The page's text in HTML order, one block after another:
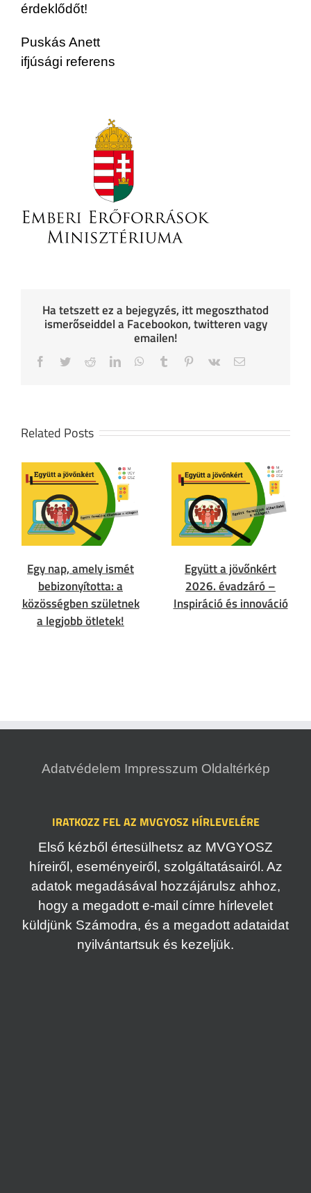
érdeklődőt!
Puskás Anett
ifjúsági referens
Ha tetszett ez a bejegyzés, itt megoszthatod
ismerőseiddel a Facebookon, twitteren vagy
emailen!
Facebook
TwitterRedditLinkedInWhatsApp
Tumblr Pinterest
Vk Email
Related Posts
Egy nap, amely ismét
bebizonyította: a
közösségben születnek
a legjobb ötletek!
Együtt a jövőnkért
2026. évadzáró –
Inspiráció és innováció
Adatvédelem Impresszum Oldaltérkép
IRATKOZZ FEL AZ MVGYOSZ HÍRLEVELÉRE
Első kézből értesülhetsz az MVGYOSZ
híreiről, eseményeiről, szolgáltatásairól. Az
adatok megadásával hozzájárulsz ahhoz,
hogy a megadott e-mail címre hírlevelet
küldjünk Számodra, és a megadott adataidat
nyilvántartsuk és kezeljük.